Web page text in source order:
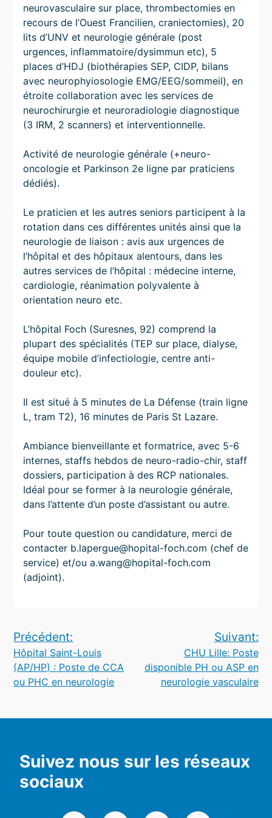
neurovasculaire sur place, thrombectomies en
recours de l’Ouest Francilien, craniectomies), 20
lits d’UNV et neurologie générale (post
urgences, inflammatoire/dysimmun etc), 5
places d’HDJ (biothérapies SEP, CIDP, bilans
avec neurophyiosologie EMG/EEG/sommeil), en
étroite collaboration avec les services de
neurochirurgie et neuroradiologie diagnostique
(3 IRM, 2 scanners) et interventionnelle.
Activité de neurologie générale (+neuro-
oncologie et Parkinson 2e ligne par praticiens
dédiés).
Le praticien et les autres seniors participent à la
rotation dans ces différentes unités ainsi que la
neurologie de liaison : avis aux urgences de
l’hôpital et des hôpitaux alentours, dans les
autres services de l’hôpital : médecine interne,
cardiologie, réanimation polyvalente à
orientation neuro etc.
L’hôpital Foch (Suresnes, 92) comprend la
plupart des spécialités (TEP sur place, dialyse,
équipe mobile d’infectiologie, centre anti-
douleur etc).
Il est situé à 5 minutes de La Défense (train ligne
L, tram T2), 16 minutes de Paris St Lazare.
Ambiance bienveillante et formatrice, avec 5-6
internes, staffs hebdos de neuro-radio-chir, staff
dossiers, participation à des RCP nationales.
Idéal pour se former à la neurologie générale,
dans l’attente d’un poste d’assistant ou autre.
Pour toute question ou candidature, merci de
contacter b.lapergue@hopital-foch.com (chef de
service) et/ou a.wang@hopital-foch.com
(adjoint).
Navigation
de
l’article
Précédent:
Hôpital Saint-Louis
(AP/HP) : Poste de CCA
ou PHC en neurologie
Suivant:
CHU Lille: Poste
disponible PH ou ASP en
neurologie vasculaire
Suivez nous sur les réseaux
sociaux